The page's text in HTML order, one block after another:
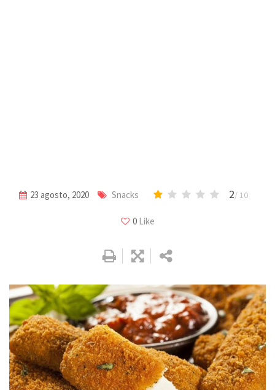
23 agosto, 2020 Snacks 2/ 10
0Like
Google+
Pinterest